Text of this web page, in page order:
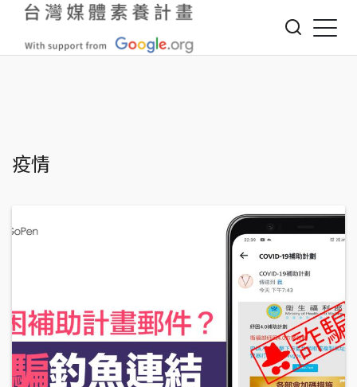
Jump to Navigation
Jump to Main content
疫情